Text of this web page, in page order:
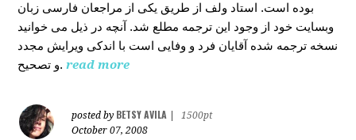
بوده است. استاد ولف از طریق یکی از مراجعان فارسی زبان
وبسایت خود از وجود این ترجمه مطلع شد. آنچه در ذیل می خوانید
نسخه ترجمه شده آقایان فرد و وفایی است با اندکی ویرایش مجدد
و تصحیح. read more
posted by BETSY AVILA
1500pt
October 07, 2008